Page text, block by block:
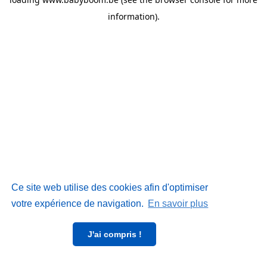
Ce site web utilise des cookies afin d'optimiser
votre expérience de navigation. En savoir plus
J'ai compris !
information).